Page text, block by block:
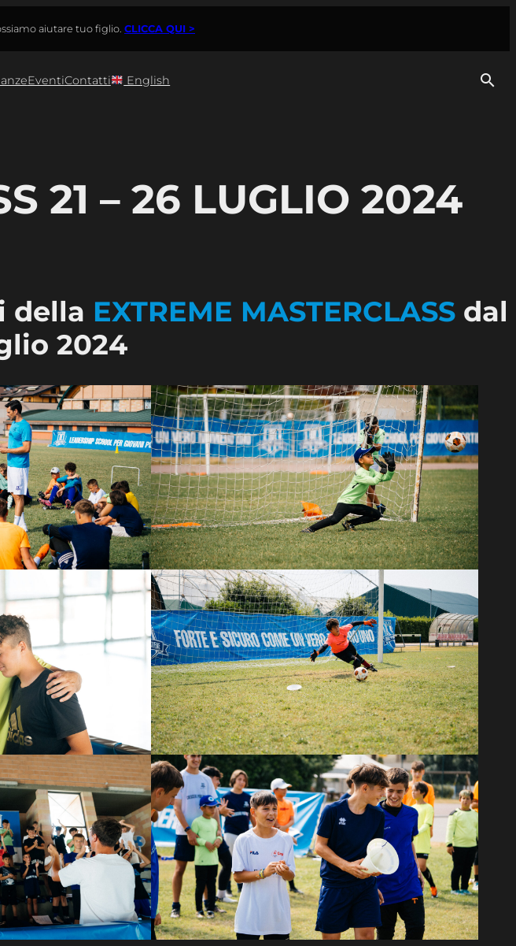
aiutare tuo figlio. CLICCA QUI >
EventiContatti English
21 – 26 LUGLIO 2024
della EXTREME MASTERCLASS dal
2024